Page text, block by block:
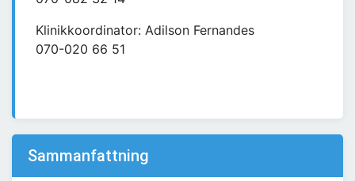
Klinikkoordinator: Adilson Fernandes
070-020 66 51
Sammanfattning